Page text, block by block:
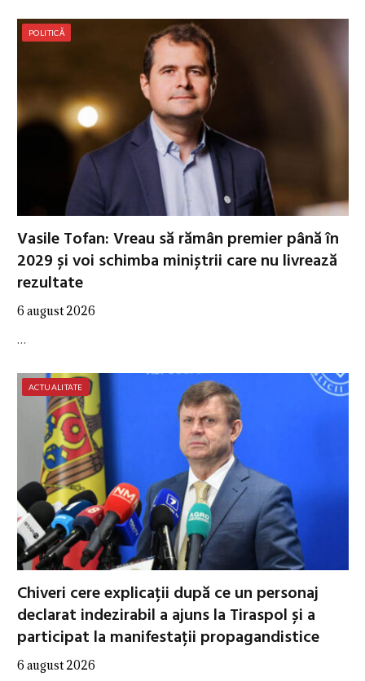
POLITICĂ
Vasile Tofan: Vreau să rămân premier până în
2029 și voi schimba miniștrii care nu livrează
rezultate
6 august 2026
…
ACTUALITATE
Chiveri cere explicații după ce un personaj
declarat indezirabil a ajuns la Tiraspol și a
participat la manifestații propagandistice
6 august 2026